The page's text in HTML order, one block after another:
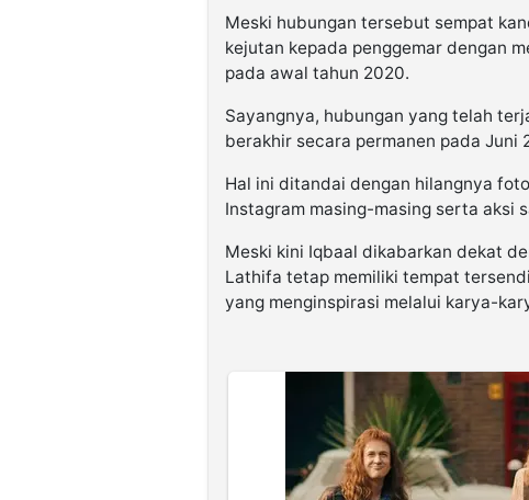
Meski hubungan tersebut sempat
kejutan kepada penggemar dengan
pada awal tahun 2020.
Sayangnya, hubungan yang telah
berakhir secara permanen pada Juni
Hal ini ditandai dengan hilangnya
Instagram masing-masing serta aksi
Meski kini Iqbaal dikabarkan dekat
Lathifa tetap memiliki tempat
yang menginspirasi melalui karya-